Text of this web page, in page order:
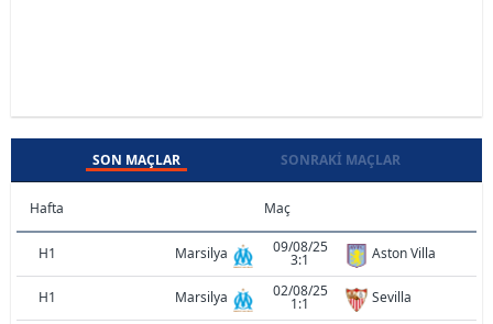
SON MAÇLAR SONRAKI MAÇLAR
Hafta Maç
H1 Marsilya 09/08/25
3:1 Aston Villa
H1 Marsilya 02/08/25
1:1 Sevilla